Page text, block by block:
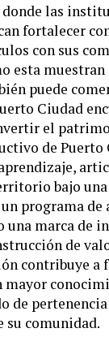
las
fortalecer
con sus
esta
puede
Ciudad
el
de Puerto
bajo
programa de
una marca de
de
contribuye a
mayor
de
su comunidad.